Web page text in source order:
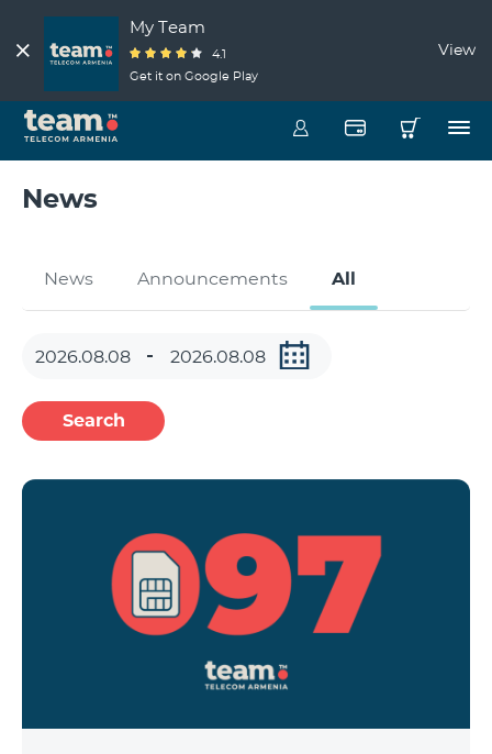
My Team
4.1
Get it on Google Play
View
News
News Announcements All
Search